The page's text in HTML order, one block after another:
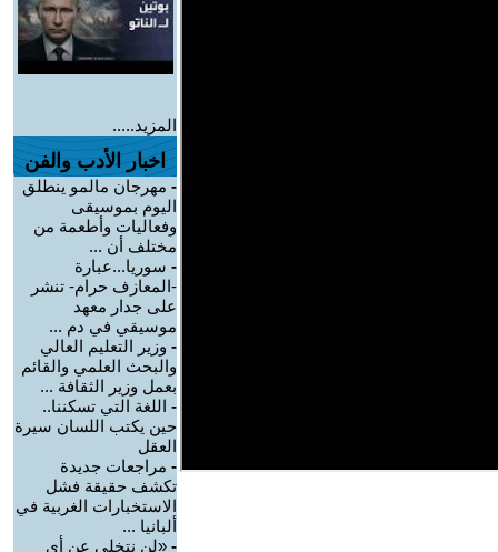
المزيد.....
اخبار الأدب والفن
- مهرجان مالمو ينطلق
اليوم بموسيقى
وفعاليات وأطعمة من
مختلف أن ...
- سوريا...عبارة
-المعازف حرام- تنشر
على جدار معهد
موسيقي في دم ...
- وزير التعليم العالي
والبحث العلمي والقائم
بعمل وزير الثقافة ...
- اللغة التي تسكننا..
حين يكتب اللسان سيرة
العقل
- مراجعات جديدة
تكشف حقيقة فشل
الاستخبارات الغربية في
ألبانيا ...
- «لن نتخلى عن أي